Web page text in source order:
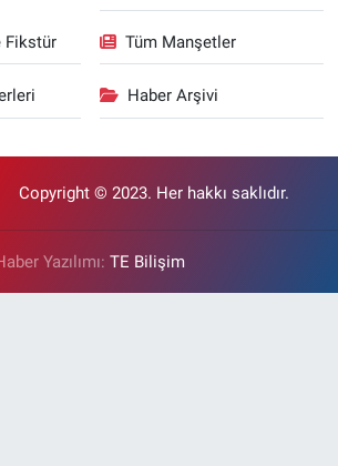
Fikstür Tüm Manşetler
Haber Arşivi
Copyright © 2023. Her hakkı saklıdır.
Yazılımı: TE Bilişim